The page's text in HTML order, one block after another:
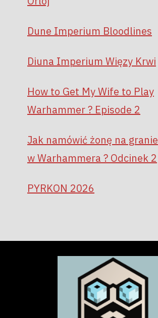
Dune Imperium Bloodlines
Diuna Imperium Więzy Krwi
How to Get My Wife to Play
Warhammer ? Episode 2
Jak namówić żonę na granie
w Warhammera ? Odcinek 2
PYRKON 2026